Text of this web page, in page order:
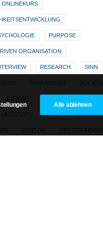
ONLINEKURS
PURPOSE
ORGANISATION
RESEARCH SINN
SINN FINDEN SOCIETY
STRESS
UMSETZEN VIDEO WEBINAR
ZENTOR ZENTOR MODEL
Alle ablehnen